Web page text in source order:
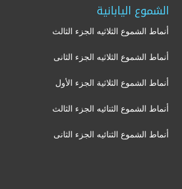
الشموع اليابانية
أنماط الشموع الثلاثيه الجزء الثالث
أنماط الشموع الثلاثيه الجزء الثانى
أنماط الشموع الثلاثية الجزء الأول
أنماط الشموع الثنائيه الجزء الثالث
أنماط الشموع الثنائيه الجزء الثانى